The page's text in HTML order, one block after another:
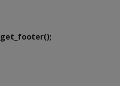
get_footer();